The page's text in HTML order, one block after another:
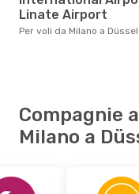
Linate Airport
Per voli da Milano a
Compagnie
Milano a